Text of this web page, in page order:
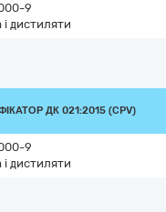
9
дистиляти
ДК 021:2015 (CPV)
9
дистиляти